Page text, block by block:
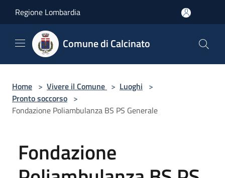
Regione Lombardia
Comune di Calcinato
Home > Vivere il Comune > Luoghi >
Pronto soccorso >
Fondazione Poliambulanza BS PS Generale
Fondazione